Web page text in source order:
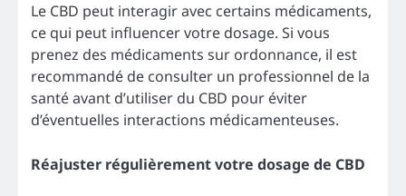
Le CBD peut interagir avec certains médicaments,
ce qui peut influencer votre dosage. Si vous
prenez des médicaments sur ordonnance, il est
recommandé de consulter un professionnel de la
santé avant d’utiliser du CBD pour éviter
d’éventuelles interactions médicamenteuses.
Réajuster régulièrement votre dosage de CBD